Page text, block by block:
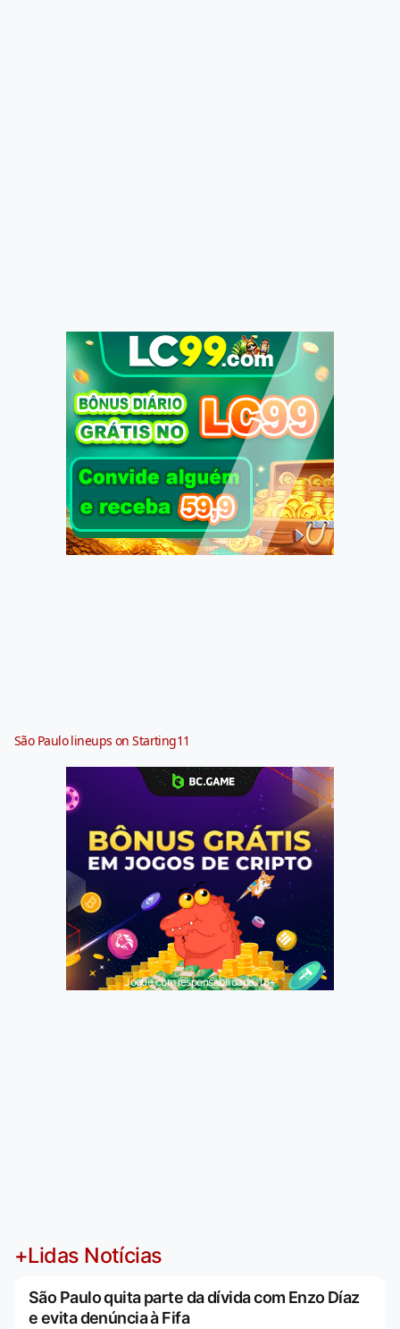
São Paulo lineups on Starting11
Jogue com responsabilidade. 18+
+Lidas Notícias
São Paulo quita parte da dívida com Enzo Díaz
e evita denúncia à Fifa